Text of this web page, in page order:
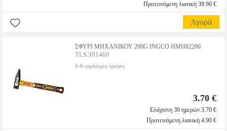
Προτεινόμενη λιανική 39.90 €
Αγορά
ΣΦΥΡΙ ΜΗΧΑΝΙΚΟΥ 200G INGCO HMH82200
TLS.391460
4-6 εργάσιμες ημέρες
3.70 €
Ελάχιστη 30 ημερών 3.70 €
Προτεινόμενη λιανική 4.90 €